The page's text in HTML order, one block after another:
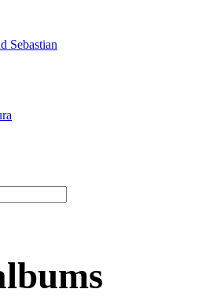
Sebastian